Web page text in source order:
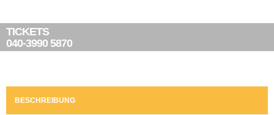
TICKETS
040-3990 5870
BESCHREIBUNG